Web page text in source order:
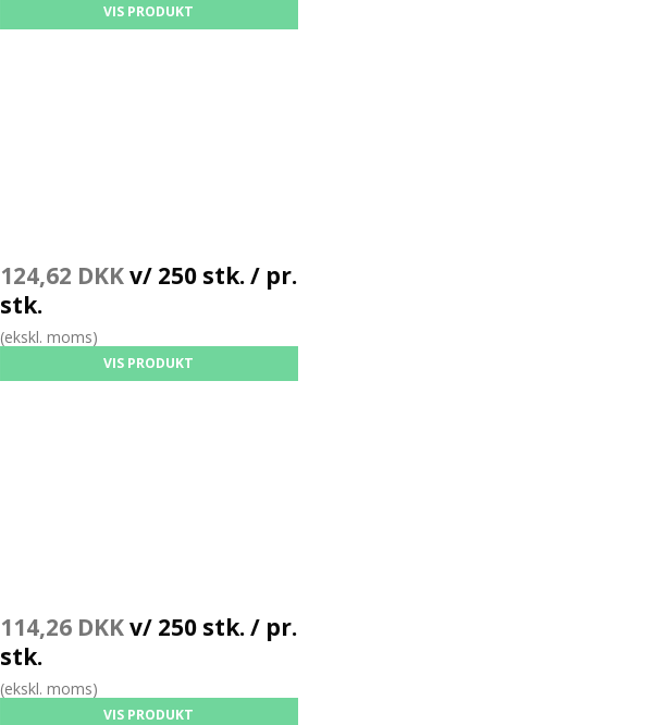
VIS PRODUKT
124,62 DKKv/ 250 stk. / pr.
stk.
(ekskl. moms)
VIS PRODUKT
114,26 DKKv/ 250 stk. / pr.
stk.
(ekskl. moms)
VIS PRODUKT